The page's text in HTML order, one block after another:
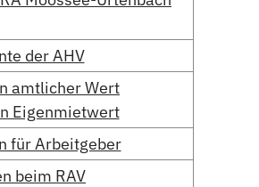
der AHV
amtlicher Wert
Eigenmietwert
für Arbeitgeber
beim RAV